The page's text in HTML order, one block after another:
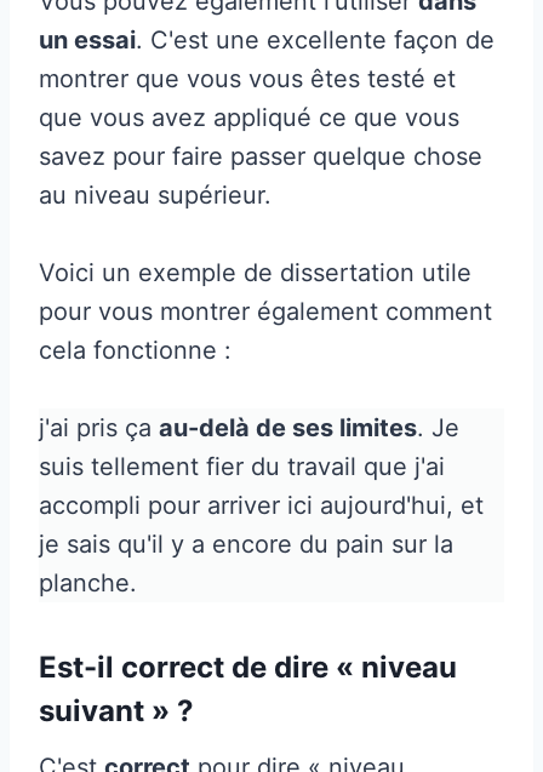
un essai. C'est une excellente façon de
montrer que vous vous êtes testé et
que vous avez appliqué ce que vous
savez pour faire passer quelque chose
au niveau supérieur.
Voici un exemple de dissertation utile
pour vous montrer également comment
cela fonctionne :
j'ai pris ça au-delà de ses limites. Je
suis tellement fier du travail que j'ai
accompli pour arriver ici aujourd'hui, et
je sais qu'il y a encore du pain sur la
planche.
Est-il correct de dire « niveau
suivant » ?